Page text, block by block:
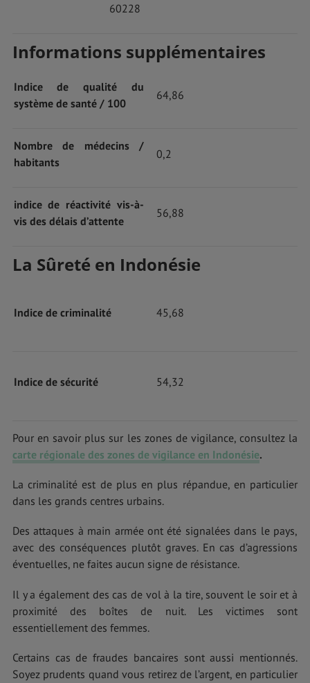
60228
Informations supplémentaires
Indice de qualité du
système de santé / 100
64,86
Nombre de médecins /
habitants
0,2
indice de réactivité vis-à-
vis des délais d’attente
56,88
La Sûreté en Indonésie
Indice de criminalité 45,68
Indice de sécurité 54,32
Pour en savoir plus sur les zones de vigilance, consultez la
carte régionale des zones de vigilance en Indonésie.
La criminalité est de plus en plus répandue, en particulier
dans les grands centres urbains.
Des attaques à main armée ont été signalées dans le pays,
avec des conséquences plutôt graves. En cas d’agressions
éventuelles, ne faites aucun signe de résistance.
Il y a également des cas de vol à la tire, souvent le soir et à
proximité des boîtes de nuit. Les victimes sont
essentiellement des femmes.
Certains cas de fraudes bancaires sont aussi mentionnés.
Soyez prudents quand vous retirez de l’argent, en particulier